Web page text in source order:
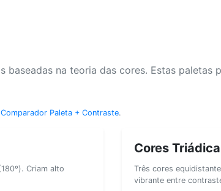
baseadas na teoria das cores. Estas
Comparador Paleta + Contraste.
Criam alto
Cores
Três cores
vibrante entre